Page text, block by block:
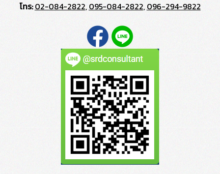
โทร: 02-084-2822, 095-084-2822, 096-294-9822